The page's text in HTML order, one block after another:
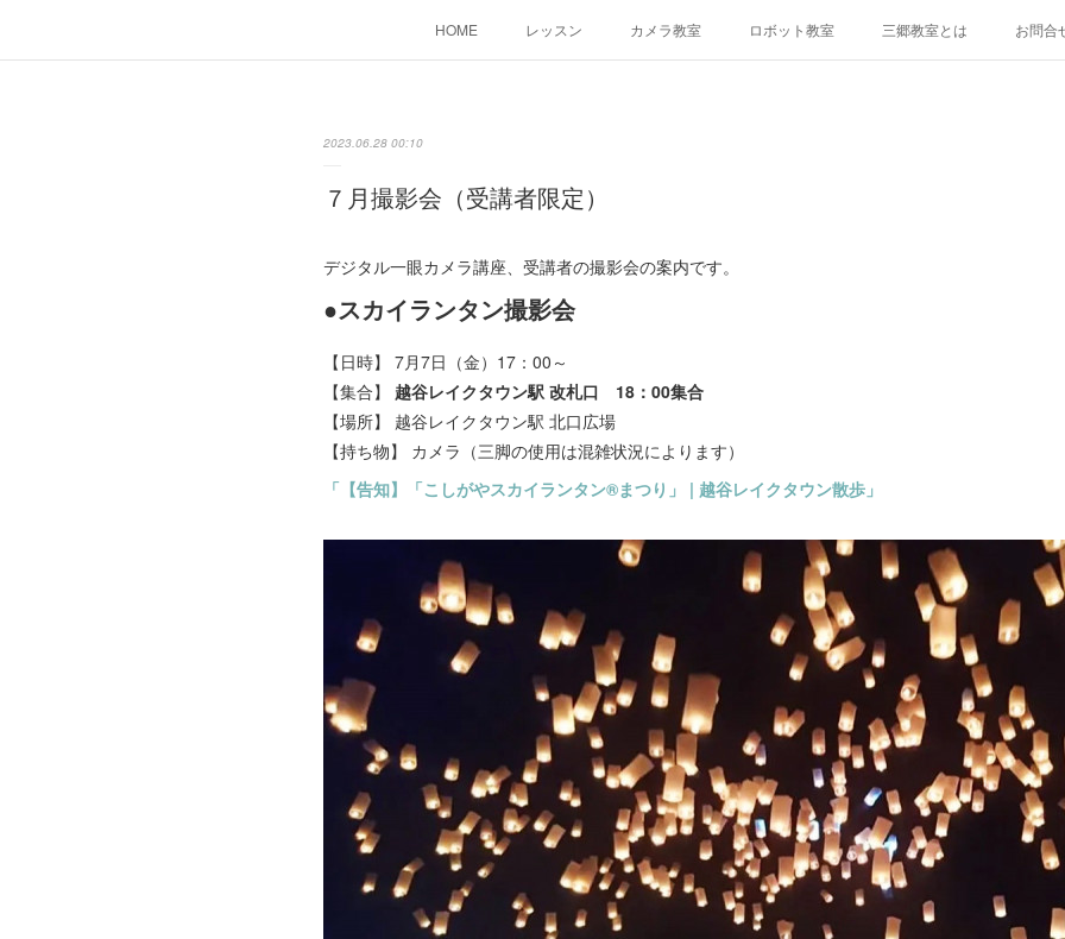
HOME レッスン カメラ教室 ロボット教室 三郷教室とは お問合
2023.06.28 00:10
７月撮影会（受講者限定）
デジタル一眼カメラ講座、受講者の撮影会の案内です。
●スカイランタン撮影会
【日時】 7月7日（金）17：00～
【集合】 越谷レイクタウン駅 改札口 18：00集合
【場所】 越谷レイクタウン駅 北口広場
【持ち物】 カメラ（三脚の使用は混雑状況によります）
「【告知】「こしがやスカイランタン®︎まつり」 | 越谷レイクタウン散歩」